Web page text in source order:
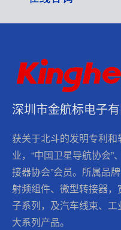
深圳市金航标电子
获关于北斗的发明专利
业，“中国卫星导航协会”
接器协会”会员。所属品
射频组件、微型转接器
子系列，及汽车线束、
大系列产品。